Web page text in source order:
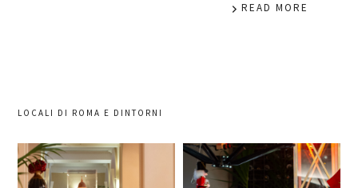
READ MORE
LOCALI DI ROMA E DINTORNI